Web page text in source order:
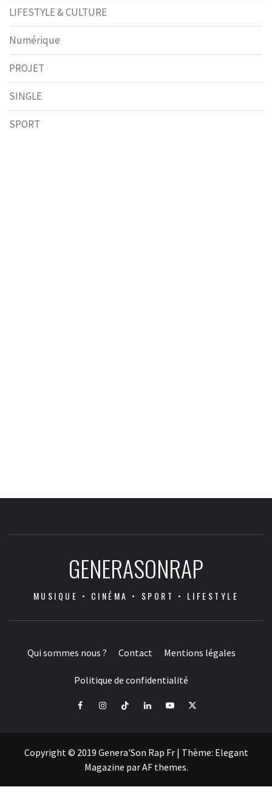
LIFESTYLE & CULTURE
Numérique
PROJET
SINGLE
SPORT
GENERASONRAP
MUSIQUE • CINÉMA • SPORT • LIFESTYLE
Qui sommes nous ? Contact Mentions légales
Politique de confidentialité
FacebookInstagramTiktok LinkedInYoutube
X
Copyright © 2019 Genera'Son Rap Fr | Thème: Elegant
Magazine parAF themes.